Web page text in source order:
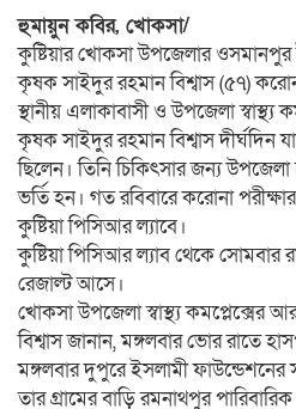
হুমায়ুন কবির, খোকসা/
কুষ্টিয়ার খোকসা উপজেলার ওসমানপুর
কৃষক সাইদুর রহমান বিশ্বাস (৫৭)
স্থানীয় এলাকাবাসী ও উপজেলা স্বাস্থ্য
কৃষক সাইদুর রহমান বিশ্বাস দীর্ঘদিন
ছিলেন। তিনি চিকিৎসার জন্য উপজেলা
ভর্তি হন। গত রবিবারে করোনা
কুষ্টিয়া পিসিআর ল্যাবে।
কুষ্টিয়া পিসিআর ল্যাব থেকে সোমবার
রেজাল্ট আসে।
খোকসা উপজেলা স্বাস্থ্য কমপ্লেক্সের
বিশ্বাস জানান, মঙ্গলবার ভোর রাতে
মঙ্গলবার দুপুরে ইসলামী ফাউন্ডেশনের
তার গ্রামের বাড়ি রমনাথপুর